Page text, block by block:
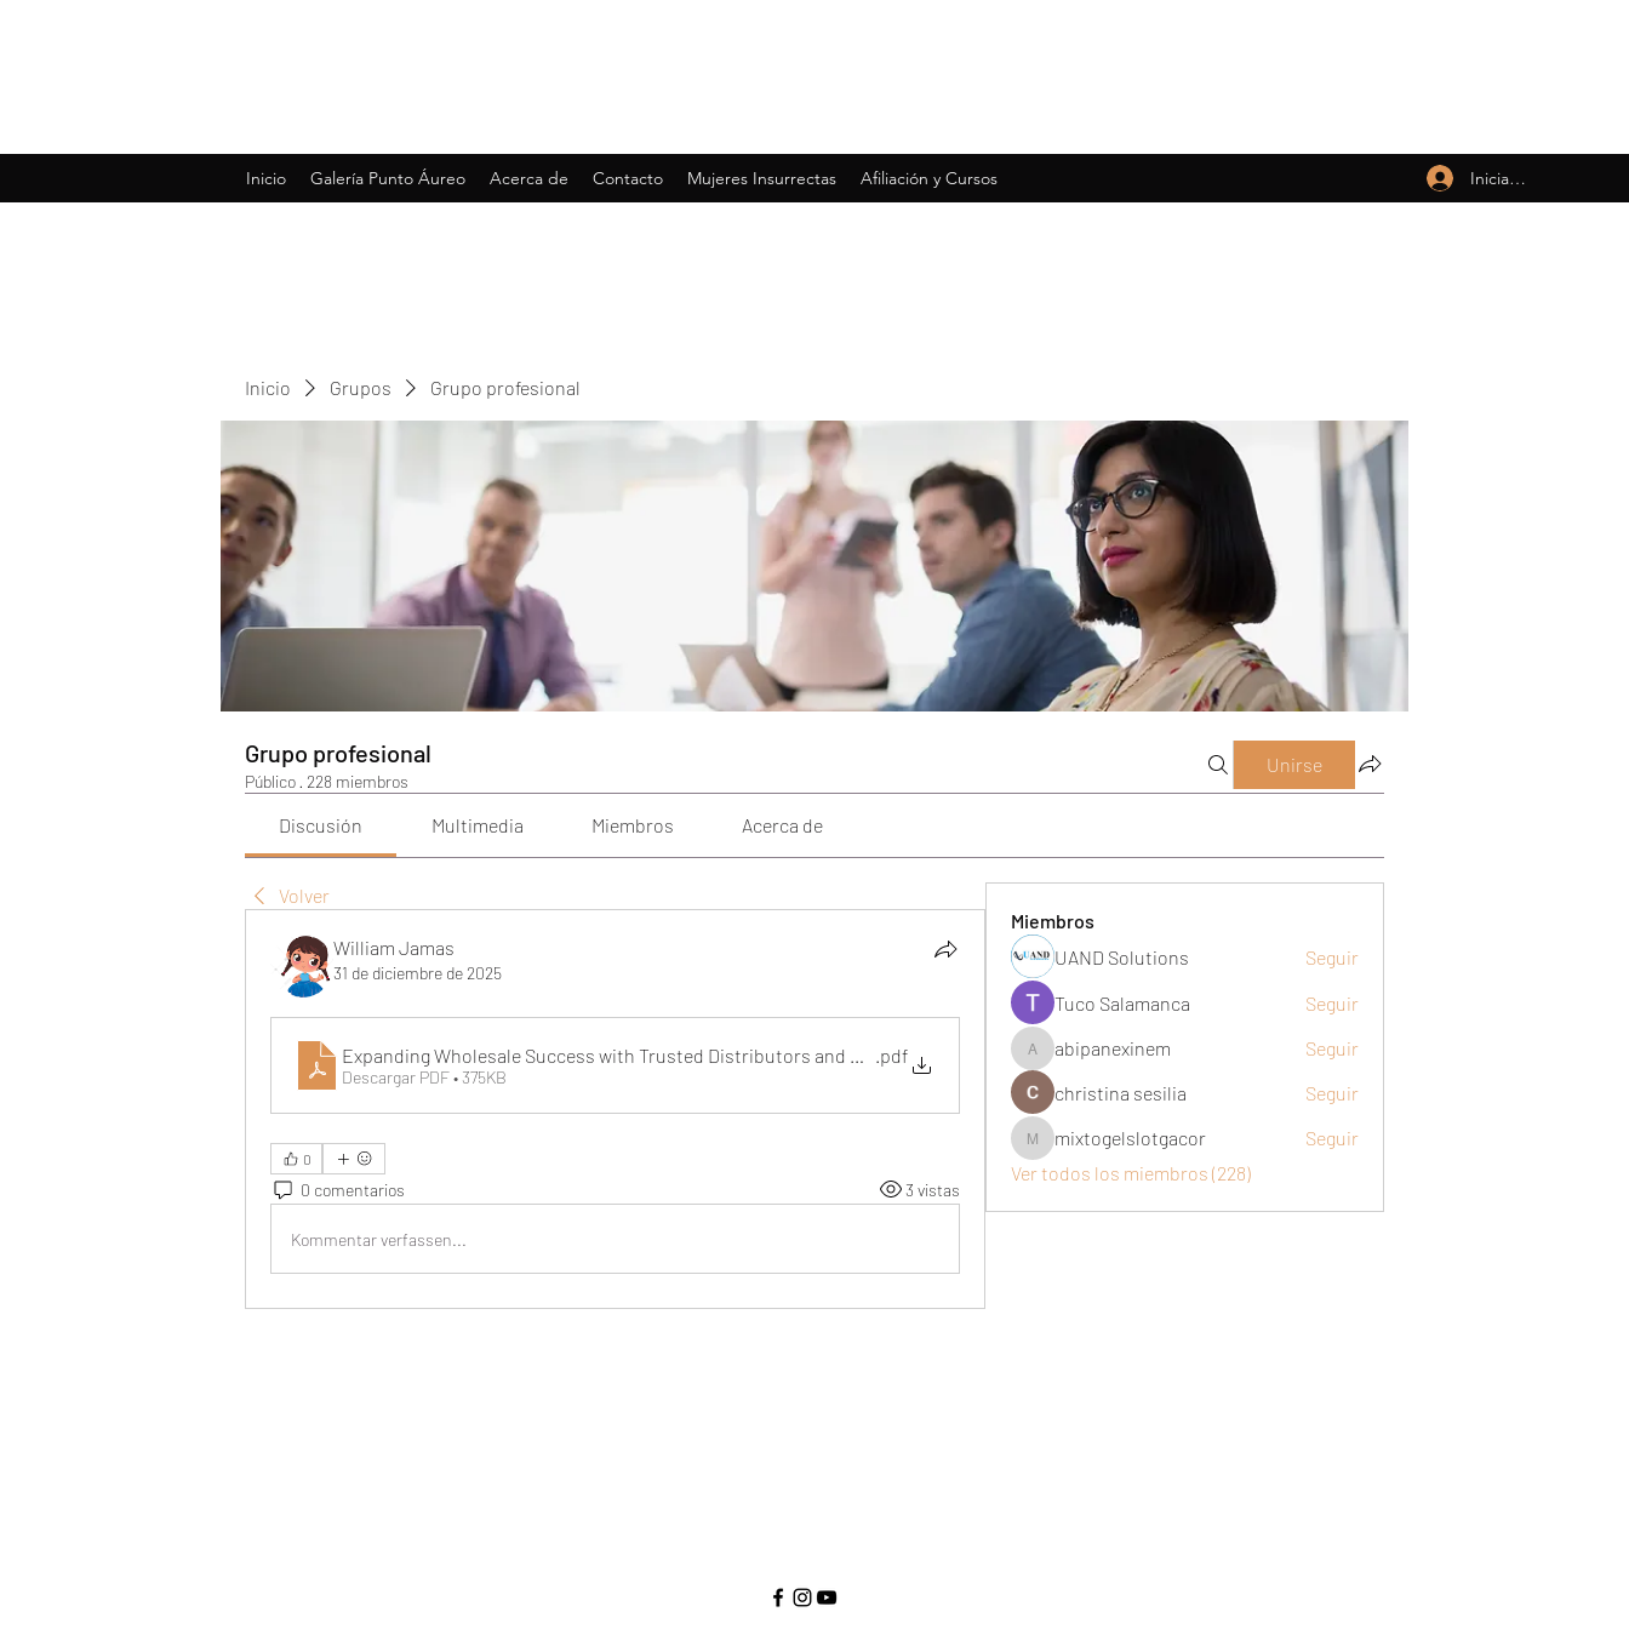
Inicio Galería Punto Áureo Acerca de Contacto Mujeres Insurrectas Afiliación y Cursos Iniciar sesión
Inicio Grupos Grupo profesional
Grupo profesional
Público · 228 miembros
Unirse
Discusión Multimedia Miembros Acerca de
Volver
William Jamas
31 de diciembre de 2025
Expanding Wholesale Success with Trusted Distributors and High-Demand Products
.pdf
Descargar PDF • 375KB
0
0 comentarios 3 vistas
Kommentar verfassen...
Miembros
UAND Solutions
Seguir
Tuco Salamanca
Seguir
abipanexinem
abipanexinem
Seguir
christina sesilia
Seguir
mixtogelslotgacor
mixtogelslotgacor
Seguir
Ver todos los miembros (228)